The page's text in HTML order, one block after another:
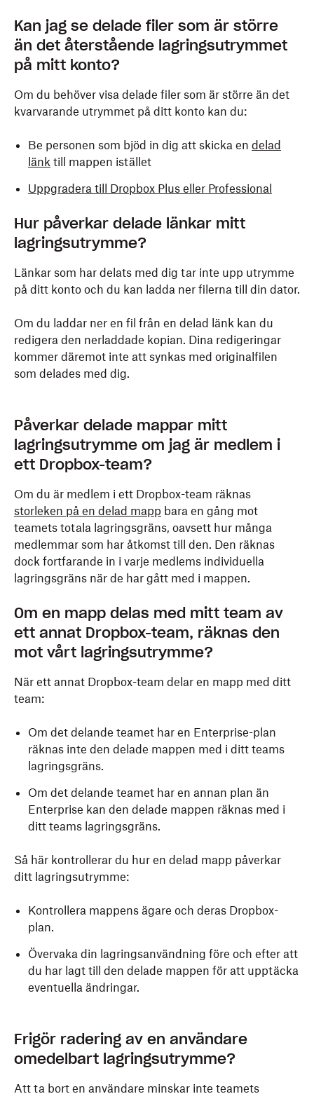
Kan jag se delade filer som är större
än det återstående lagringsutrymmet
på mitt konto?
Om du behöver visa delade filer som är större än det
kvarvarande utrymmet på ditt konto kan du:
Be personen som bjöd in dig att skicka en delad
länk till mappen istället
Uppgradera till Dropbox Plus eller Professional
Hur påverkar delade länkar mitt
lagringsutrymme?
Länkar som har delats med dig tar inte upp utrymme
på ditt konto och du kan ladda ner filerna till din dator.
Om du laddar ner en fil från en delad länk kan du
redigera den nerladdade kopian. Dina redigeringar
kommer däremot inte att synkas med originalfilen
som delades med dig.
Påverkar delade mappar mitt
lagringsutrymme om jag är medlem i
ett Dropbox-team?
Om du är medlem i ett Dropbox-team räknas
storleken på en delad mapp bara en gång mot
teamets totala lagringsgräns, oavsett hur många
medlemmar som har åtkomst till den. Den räknas
dock fortfarande in i varje medlems individuella
lagringsgräns när de har gått med i mappen.
Om en mapp delas med mitt team av
ett annat Dropbox-team, räknas den
mot vårt lagringsutrymme?
När ett annat Dropbox-team delar en mapp med ditt
team:
Om det delande teamet har en Enterprise-plan
räknas inte den delade mappen med i ditt teams
lagringsgräns.
Om det delande teamet har en annan plan än
Enterprise kan den delade mappen räknas med i
ditt teams lagringsgräns.
Så här kontrollerar du hur en delad mapp påverkar
ditt lagringsutrymme:
Kontrollera mappens ägare och deras Dropbox-
plan.
Övervaka din lagringsanvändning före och efter att
du har lagt till den delade mappen för att upptäcka
eventuella ändringar.
Frigör radering av en användare
omedelbart lagringsutrymme?
Att ta bort en användare minskar inte teamets